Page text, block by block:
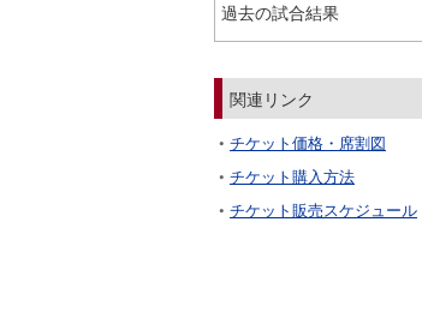
過去の試合結果
関連リンク
チケット価格・席割図
チケット購入方法
チケット販売スケジュール